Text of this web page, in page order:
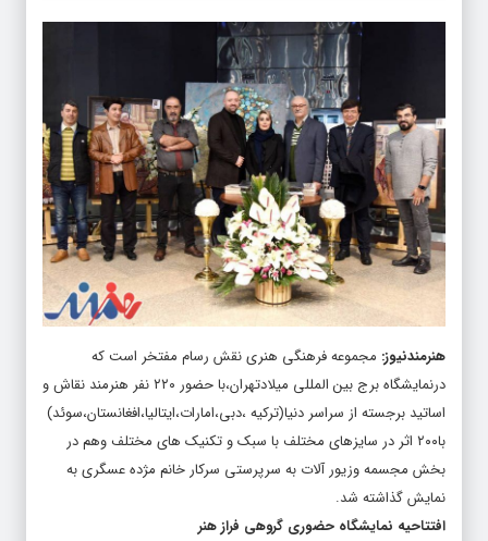
هنرمندنیوز: مجموعه فرهنگی هنری نقش رسام مفتخر است که
درنمایشگاه برج بین المللی میلادتهران،با حضور ۲۲۰ نفر هنرمند نقاش و
اساتید برجسته از سراسر دنیا(ترکیه ،دبی،امارات،ایتالیا،افغانستان،سوئد)
با۲۰۰ اثر در سایزهای مختلف با سبک و تکنیک های مختلف وهم در
بخش مجسمه وزیور آلات به سرپرستی سرکار خانم مژده عسگری به
نمایش گذاشته شد.
افتتاحیه نمایشگاه حضوری گروهی فراز هنر